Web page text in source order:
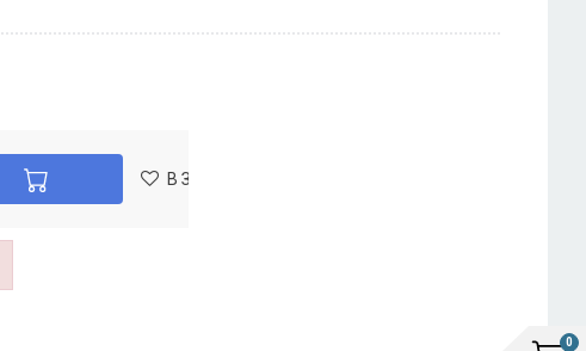
В Закладки
0